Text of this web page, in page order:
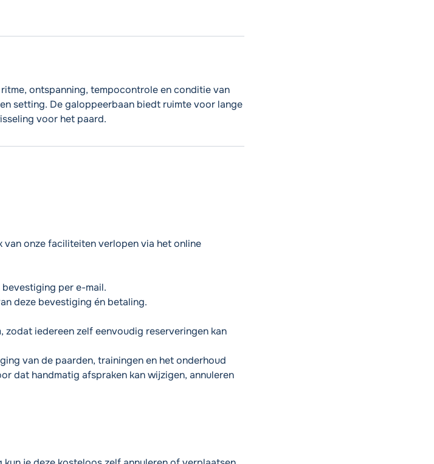
ontspanning, tempocontrole en conditie van
setting. De galoppeerbaan biedt ruimte voor lange
voor het paard.
onze faciliteiten verlopen via het online
per e-mail.
deze bevestiging én betaling.
zodat iedereen zelf eenvoudig reserveringen kan
van de paarden, trainingen en het onderhoud
dat handmatig afspraken kan wijzigen, annuleren